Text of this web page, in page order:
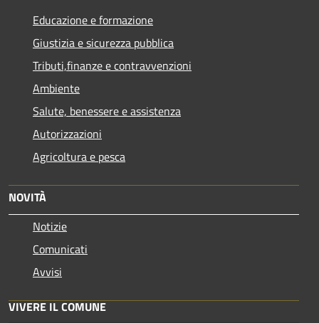
Educazione e formazione
Giustizia e sicurezza pubblica
Tributi,finanze e contravvenzioni
Ambiente
Salute, benessere e assistenza
Autorizzazioni
Agricoltura e pesca
NOVITÀ
Notizie
Comunicati
Avvisi
VIVERE IL COMUNE